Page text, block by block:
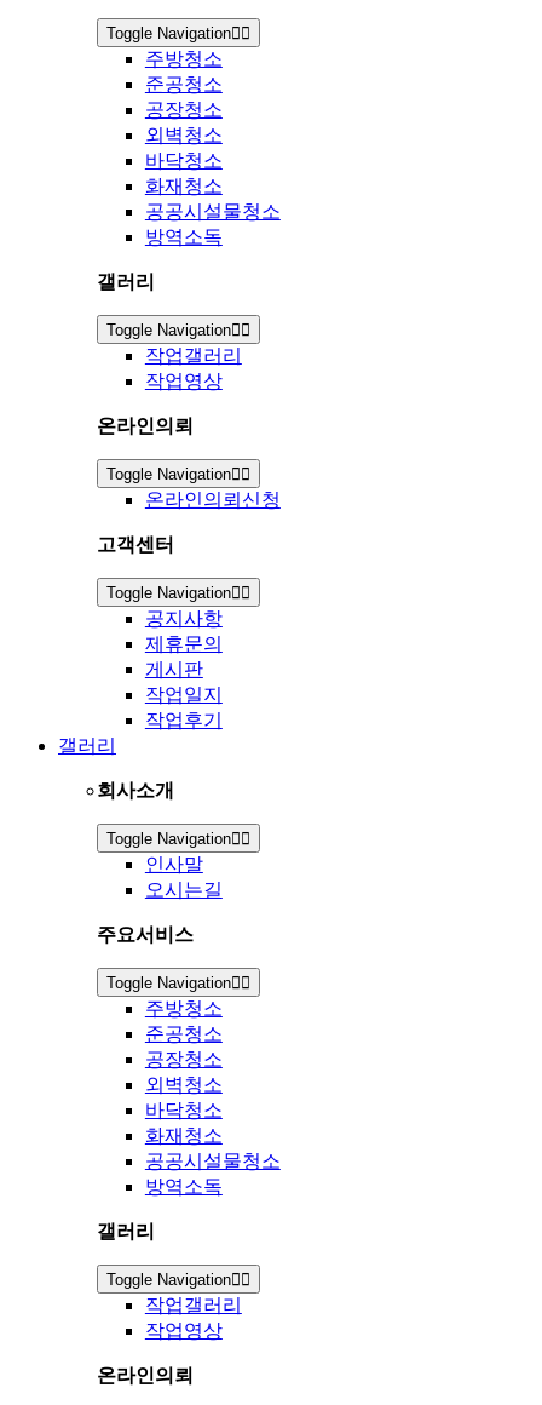
Toggle Navigation
주방청소
준공청소
공장청소
외벽청소
바닥청소
화재청소
공공시설물청소
방역소독
갤러리
Toggle Navigation
작업갤러리
작업영상
온라인의뢰
Toggle Navigation
온라인의뢰신청
고객센터
Toggle Navigation
공지사항
제휴문의
게시판
작업일지
작업후기
갤러리
회사소개
Toggle Navigation
인사말
오시는길
주요서비스
Toggle Navigation
주방청소
준공청소
공장청소
외벽청소
바닥청소
화재청소
공공시설물청소
방역소독
갤러리
Toggle Navigation
작업갤러리
작업영상
온라인의뢰